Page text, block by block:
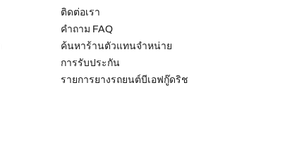
ติดต่อเรา
คำถาม FAQ
ค้นหาร้านตัวแทนจำหน่าย
การรับประกัน
รายการยางรถยนต์บีเอฟกู๊ดริช